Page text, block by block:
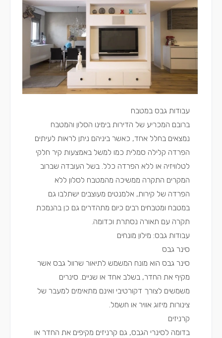
עבודות גבס במטבח
ברובם המכריע של הדירות בימינו הסלון והמטבח
נמצאים בחלל אחד, כאשר ביניהם ניתן לראות לעיתים
הפרדה קלילה סמלית כמו למשל באמצעות קיר חלקי
לטלוויזיה או ללא הפרדה כלל. בשל העובדה שברוב
המקרים התקרה ממשיכה מהמטבח לסלון ללא
הפרדה של קירות, אלמנטים מעוצבים ישתלבו גם
במטבח ומטבחים רבים כיום מתהדרים גם כן בהנמכת
תקרה עם תאורה נסתרת וכדומה.
עבודות גבס: מילון מונחים
סינר גבס
סינר גבס הוא מונח המשמש לתיאור שרוול גבס אשר
מקיף את החדר, בשלב אחד או שניים. סינרים
משמשים לצורך דקורטיבי ואינם מתאימים למעבר של
צינורות מיזוג אוויר או חשמל.
קרניזים
בדומה לסינרי הגבס, גם קרניזים מקיפים את החדר או